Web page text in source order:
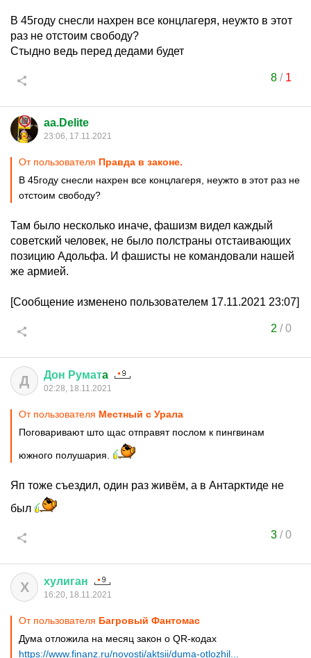
В 45году снесли нахрен все концлагеря, неужто в этот
раз не отстоим свободу?
Стыдно ведь перед дедами будет
8/ 1
aa.Delite
23:06, 17.11.2021
От пользователя Правда в законе.
В 45году снесли нахрен все концлагеря, неужто в этот раз не
отстоим свободу?
Там было несколько иначе, фашизм видел каждый
советский человек, не было полстраны отстаивающих
позицию Адольфа. И фашисты не командовали нашей
же армией.
[Сообщение изменено пользователем 17.11.2021 23:07]
2 /0
Д Дон Руматa
02:28, 18.11.2021
От пользователя Местный с Урала
Поговаривают што щас отправят послом к пингвинам
южного полушария.
Яп тоже съездил, один раз живём, а в Антарктиде не
был
3/0
Х хулиган
16:20, 18.11.2021
От пользователя Багровый Фантомас
Дума отложила на месяц закон о QR-кодах
https://www.finanz.ru/novosti/aktsii/duma-otlozhil...